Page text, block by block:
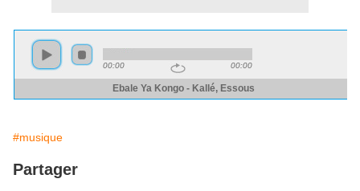
#musique
Partager